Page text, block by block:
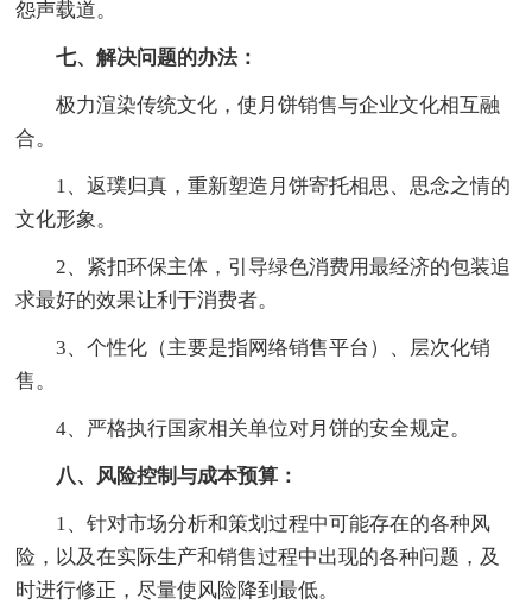
怨声载道。
七、解决问题的办法：
极力渲染传统文化，使月饼销售与企业文化相互融
合。
1、返璞归真，重新塑造月饼寄托相思、思念之情的
文化形象。
2、紧扣环保主体，引导绿色消费用最经济的包装追
求最好的效果让利于消费者。
3、个性化（主要是指网络销售平台）、层次化销
售。
4、严格执行国家相关单位对月饼的安全规定。
八、风险控制与成本预算：
1、针对市场分析和策划过程中可能存在的各种风
险，以及在实际生产和销售过程中出现的各种问题，及
时进行修正，尽量使风险降到最低。